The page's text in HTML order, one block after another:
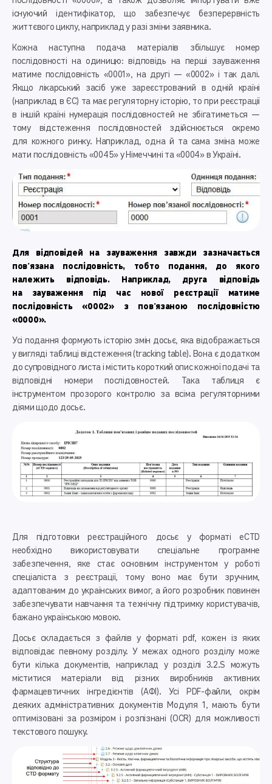
існуючий ідентифікатор, що забезпечує безперервність
життєвого циклу, наприклад у разі зміни заявника.
Кожна наступна подача матеріалів збільшує номер
послідовності на одиницю: відповідь на перші зауваження
матиме послідовність «0001», на другі — «0002» і так далі.
Якщо лікарський засіб уже зареєстрований в одній країні
(наприклад в ЄС) та має регуляторну історію, то при реєстрації
в іншій країні нумерація послідовностей не збігатиметься —
тому відстеження послідовностей здійснюється окремо
для кожного ринку. Наприклад, одна й та сама зміна може
мати послідовність «0045» у Німеччині та «0004» в Україні.
Для відповідей на зауваження завжди зазначається
пов’язана послідовність, тобто подання, до якого
належить відповідь. Наприклад, друга відповідь
на зауваження під час нової реєстрації матиме
послідовність «0002» з пов’язаною послідовністю
«0000».
Усі подання формують історію змін досьє, яка відображається
у вигляді таблиці відстеження (tracking table). Вона є додатком
до супровідного листа і містить короткий опис кожної подачі та
відповідні номери послідовностей. Така таблиця є
інструментом прозорого контролю за всіма регуляторними
діями щодо досьє.
Для підготовки реєстраційного досьє у форматі eCTD
необхідно використовувати спеціальне програмне
забезпечення, яке стає основним інструментом у роботі
спеціаліста з реєстрації, тому воно має бути зручним,
адаптованим до українських вимог, а його розробник повинен
забезпечувати навчання та технічну підтримку користувачів,
бажано українською мовою.
Досьє складається з файлів у форматі pdf, кожен із яких
відповідає певному розділу. У межах одного розділу може
бути кілька документів, наприклад у розділі 3.2.S можуть
міститися матеріали від різних виробників активних
фармацевтичних інгредієнтів (АФІ). Усі PDF-файли, окрім
деяких адміністративних документів Модуля 1, мають бути
оптимізовані за розміром і розпізнані (OCR) для можливості
текстового пошуку.